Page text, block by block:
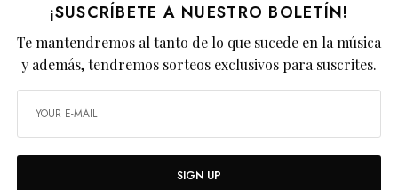
¡SUSCRÍBETE A NUESTRO BOLETÍN!
Te mantendremos al tanto de lo que sucede en la música
y además, tendremos sorteos exclusivos para suscrites.
SIGN UP